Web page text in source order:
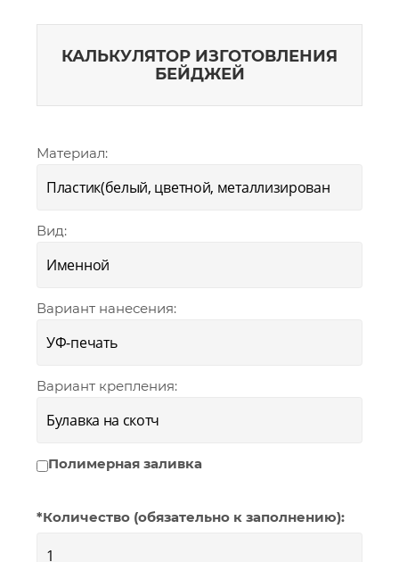
КАЛЬКУЛЯТОР ИЗГОТОВЛЕНИЯ
БЕЙДЖЕЙ
Материал:
Вид:
Вариант нанесения:
Вариант крепления:
Полимерная заливка
*Количество (обязательно к заполнению):